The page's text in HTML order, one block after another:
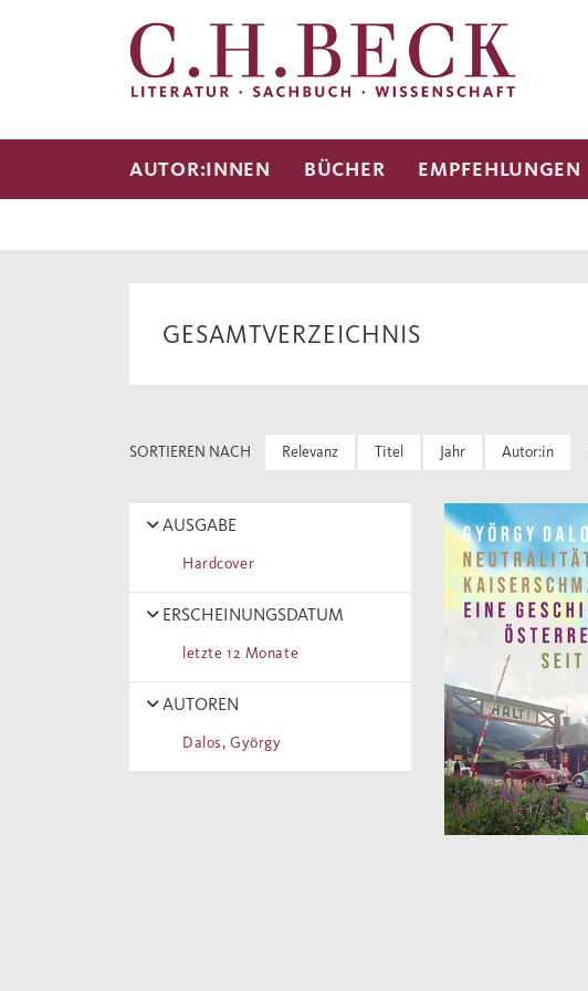
AUTOR:INNEN BÜCHER EMPFEHLUNGEN
GESAMTVERZEICHNIS
SORTIEREN NACH Relevanz Titel Jahr Autor:in
AUSGABE
Hardcover
ERSCHEINUNGSDATUM
letzte 12 Monate
AUTOREN
Dalos, György